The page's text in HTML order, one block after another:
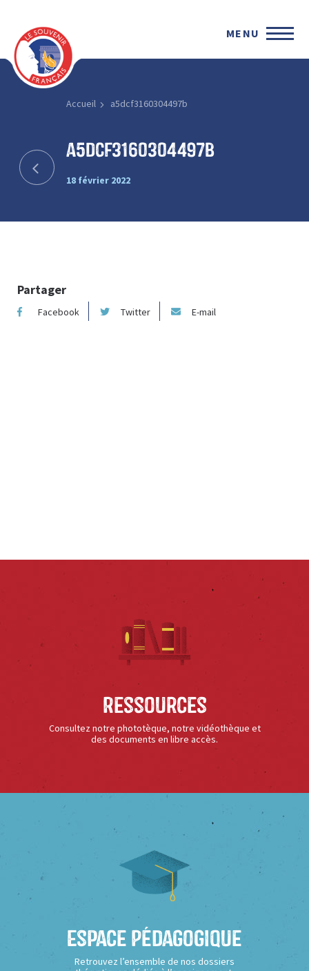
MENU
Accueil a5dcf3160304497b
a5dcf3160304497b
18 février 2022
Partager
Facebook Twitter E-mail
Ressources
Consultez notre phototèque, notre vidéothèque et
des documents en libre accès.
Espace Pédagogique
Retrouvez l’ensemble de nos dossiers